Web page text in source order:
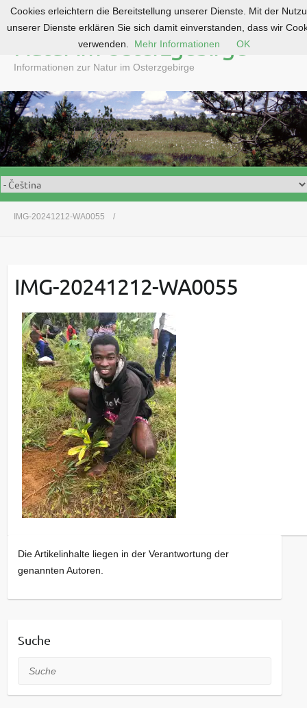
o
c
o
n
e
n
Natur im Osterzgebirge
Informationen zur Natur im Osterzgebirge
IMG-20241212-WA0055
IMG-20241212-WA0055
Die Artikelinhalte liegen in der Verantwortung der
genannten Autoren.
Suche
Suche
Cookies erleichtern die Bereitstellung unserer Dienste. Mit der
unserer Dienste erklären Sie sich damit einverstanden, dass wir
verwenden.
Mehr Informationen OK